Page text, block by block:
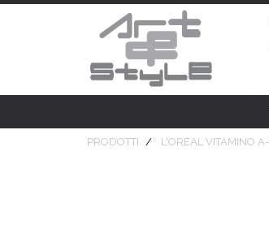
PRODOTTI L'OREAL VITAMINO